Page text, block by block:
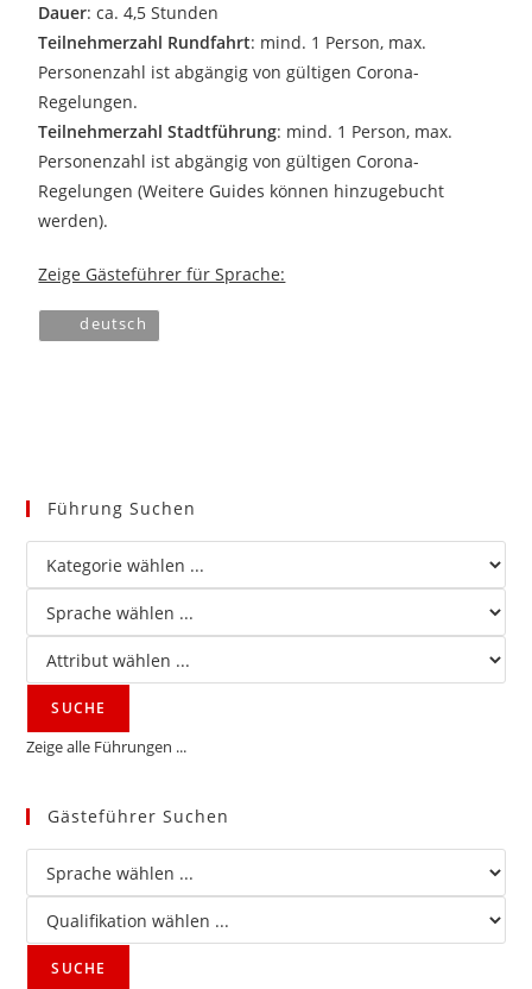
Dauer: ca. 4,5 Stunden
Teilnehmerzahl Rundfahrt: mind. 1 Person, max.
Personenzahl ist abgängig von gültigen Corona-
Regelungen.
Teilnehmerzahl Stadtführung: mind. 1 Person, max.
Personenzahl ist abgängig von gültigen Corona-
Regelungen (Weitere Guides können hinzugebucht
werden).
Zeige Gästeführer für Sprache:
deutsch
Führung Suchen
Zeige alle Führungen ...
Gästeführer Suchen